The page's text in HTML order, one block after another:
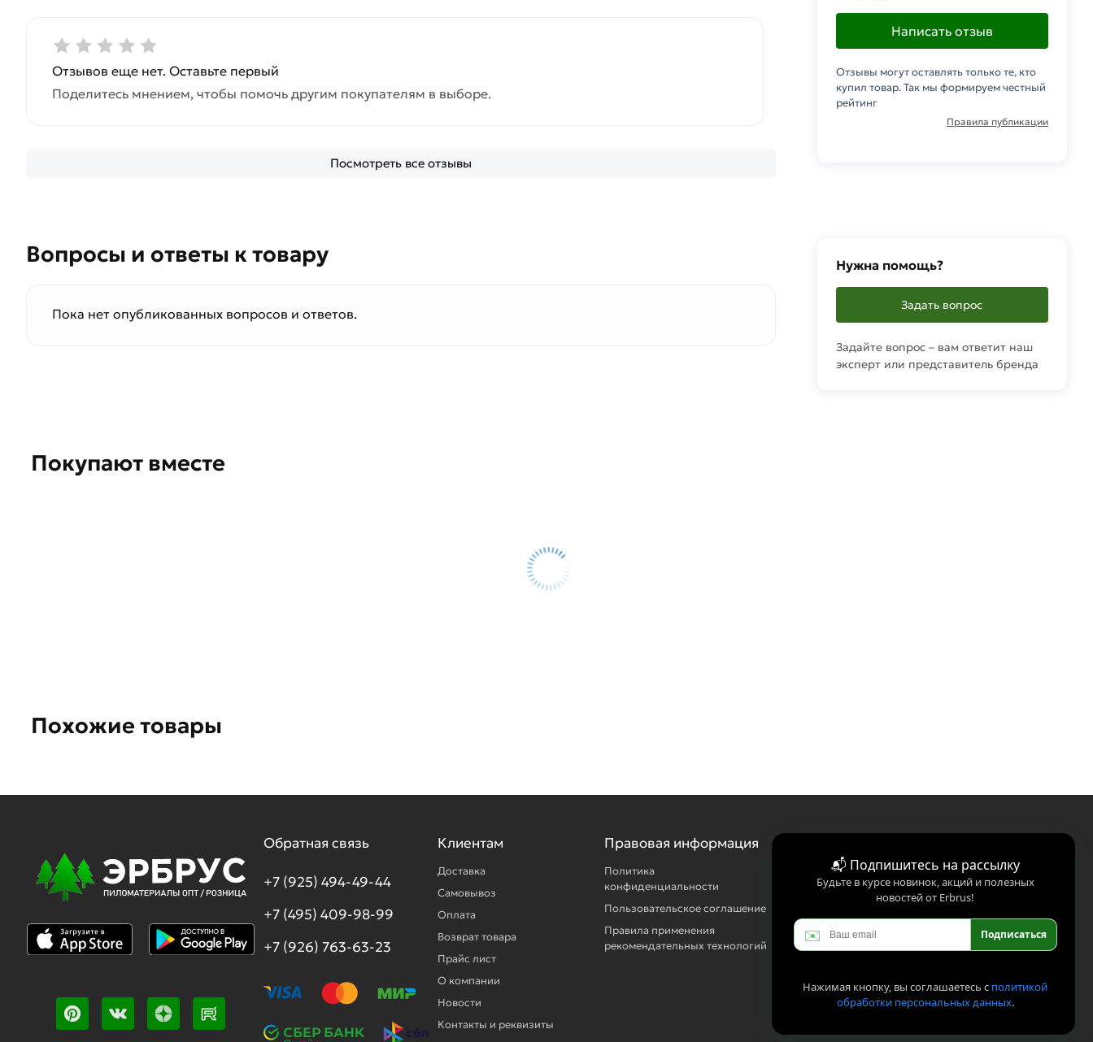
Отзывов еще нет. Оставьте первый
Поделитесь мнением, чтобы помочь другим покупателям в выборе.
Посмотреть все отзывы
Написать отзыв
Отзывы могут оставлять только те, кто
купил товар. Так мы формируем честный
рейтинг
Правила публикации
Вопросы и ответы к товару
Пока нет опубликованных вопросов и ответов.
Нужна помощь?
Задать вопрос
Задайте вопрос – вам ответит наш
эксперт или представитель бренда
Покупают вместе
Похожие товары
Обратная связь
+7 (925) 494-49-44
+7 (495) 409-98-99
+7 (926) 763-63-23
Клиентам
Доставка
Самовывоз
Оплата
Возврат товара
Прайс лист
О компании
Новости
Контакты и реквизиты
Правовая информация
Политика
конфиденциальности
Пользовательское соглашение
Правила применения
рекомендательных технологий
📬 Подпишитесь на рассылку
Будьте в курсе новинок, акций и полезных
новостей от Erbrus!
✉️ Подписаться
Нажимая кнопку, вы соглашаетесь с политикой
обработки персональных данных.